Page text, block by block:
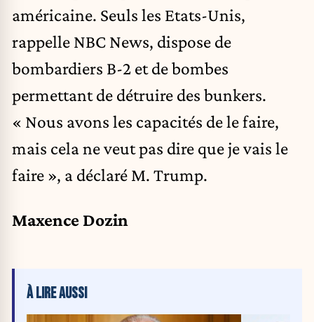
américaine. Seuls les Etats-Unis,
rappelle NBC News, dispose de
bombardiers B-2 et de bombes
permettant de détruire des bunkers.
« Nous avons les capacités de le faire,
mais cela ne veut pas dire que je vais le
faire », a déclaré M. Trump.
Maxence Dozin
À LIRE AUSSI